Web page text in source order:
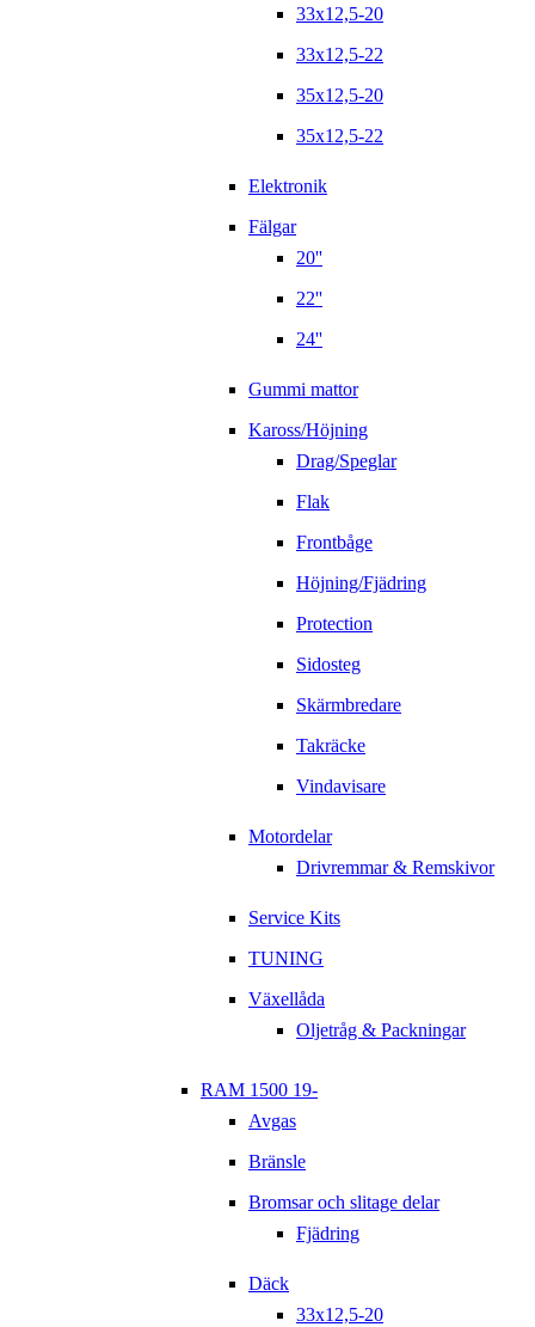
33x12,5-20
33x12,5-22
35x12,5-20
35x12,5-22
Elektronik
Fälgar
20''
22''
24''
Gummi mattor
Kaross/Höjning
Drag/Speglar
Flak
Frontbåge
Höjning/Fjädring
Protection
Sidosteg
Skärmbredare
Takräcke
Vindavisare
Motordelar
Drivremmar & Remskivor
Service Kits
TUNING
Växellåda
Oljetråg & Packningar
RAM 1500 19-
Avgas
Bränsle
Bromsar och slitage delar
Fjädring
Däck
33x12,5-20